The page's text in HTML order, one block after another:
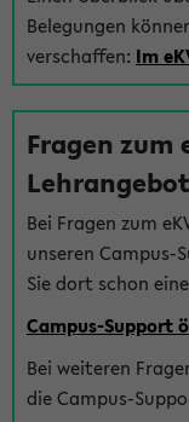
Belegungen
verschaffen: Im
Fragen zum
Bei Fragen zum
unseren Campus-
Sie dort schon
Campus-Support
Bei weiteren
die Campus-